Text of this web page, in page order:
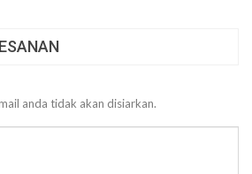
anda tidak akan disiarkan.